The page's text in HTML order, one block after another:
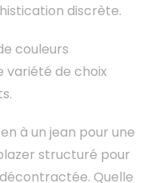
discrète.
couleurs
variété de choix
à un jean pour une
structuré pour
Quelle